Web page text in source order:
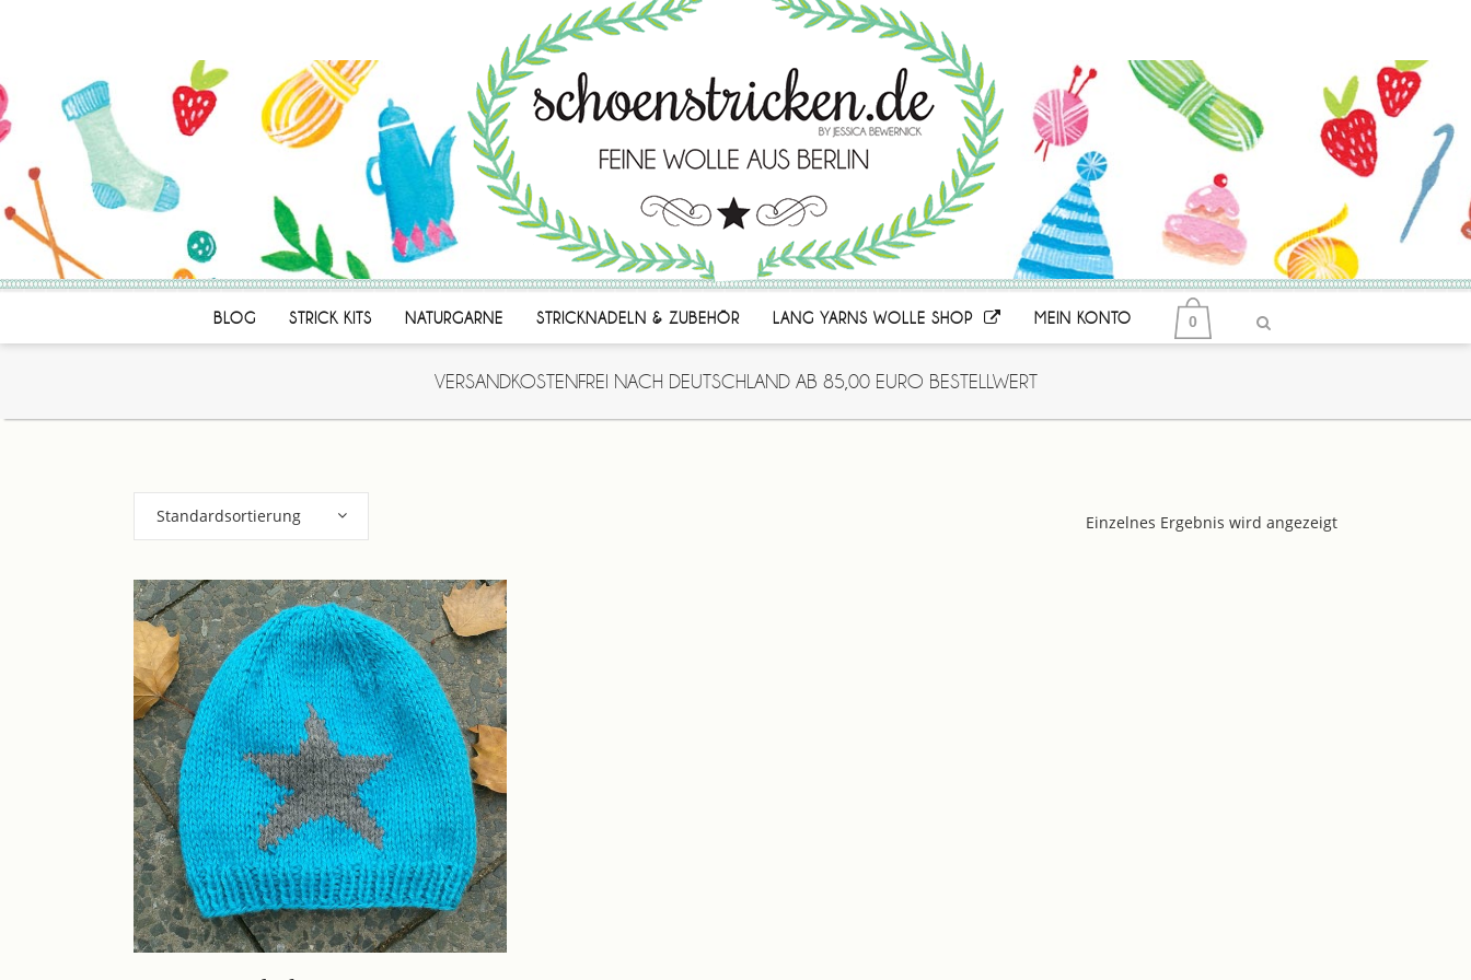
BLOG STRICK KITS NATURGARNE STRICKNADELN & ZUBEHÖR LANG YARNS WOLLE SHOP MEIN KONTO 0
VERSANDKOSTENFREI NACH DEUTSCHLAND AB 85,00 EURO BESTELLWERT
Einzelnes Ergebnis wird angezeigt
Standardsortierung